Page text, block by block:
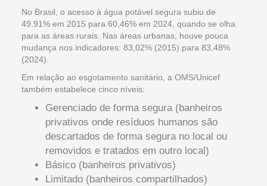
No Brasil, o acesso à água potável segura subiu de
49,91% em 2015 para 60,46% em 2024, quando se olha
para as áreas rurais. Nas áreas urbanas, houve pouca
mudança nos indicadores: 83,02% (2015) para 83,48%
(2024).
Em relação ao esgotamento sanitário, a OMS/Unicef
também estabelece cinco níveis:
Gerenciado de forma segura (banheiros
privativos onde resíduos humanos são
descartados de forma segura no local ou
removidos e tratados em outro local)
Básico (banheiros privativos)
Limitado (banheiros compartilhados)